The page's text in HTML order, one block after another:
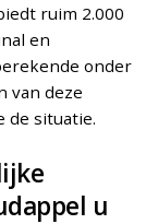
ruim 2.000
en
onder
van deze
de situatie.
u